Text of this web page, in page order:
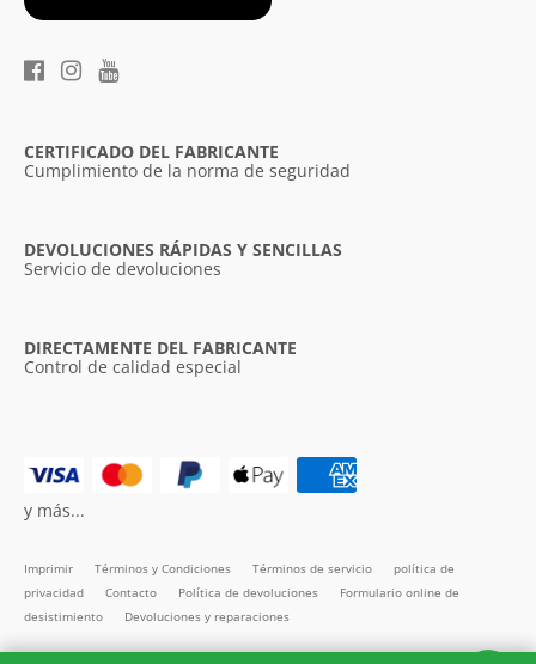
CERTIFICADO DEL FABRICANTE
Cumplimiento de la norma de seguridad
DEVOLUCIONES RÁPIDAS Y SENCILLAS
Servicio de devoluciones
DIRECTAMENTE DEL FABRICANTE
Control de calidad especial
Imprimir Términos y Condiciones Términos de servicio
política de
privacidad
Contacto Política de devoluciones
Formulario online de
desistimiento
Devoluciones y reparaciones
y más...